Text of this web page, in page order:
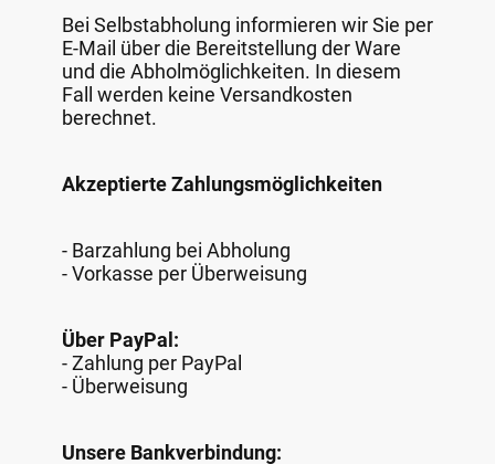
Bei Selbstabholung informieren wir Sie per
E-Mail über die Bereitstellung der Ware
und die Abholmöglichkeiten. In diesem
Fall werden keine Versandkosten
berechnet.
Akzeptierte Zahlungsmöglichkeiten
- Barzahlung bei Abholung
- Vorkasse per Überweisung
Über PayPal:
- Zahlung per PayPal
- Überweisung
Unsere Bankverbindung: